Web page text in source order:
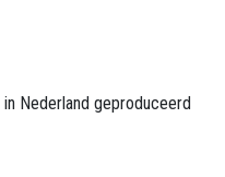
Nederland geproduceerd